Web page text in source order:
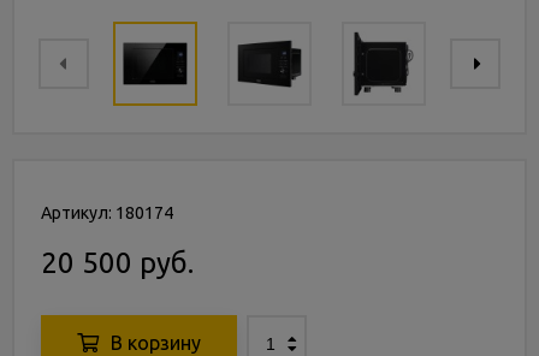
Артикул: 180174
20 500 руб.
В корзину